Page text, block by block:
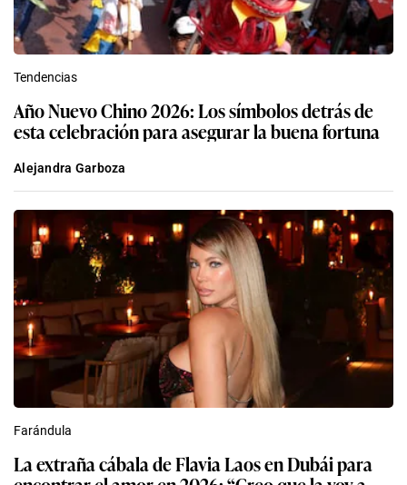
Tendencias
Año Nuevo Chino 2026: Los símbolos detrás de
esta celebración para asegurar la buena fortuna
Alejandra Garboza
Farándula
La extraña cábala de Flavia Laos en Dubái para